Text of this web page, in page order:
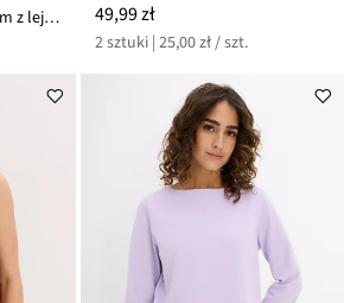
Bluzka z krótkim rękawem z lejącej satyny 49,99 zł
2 sztuki | 25,00 zł / szt.